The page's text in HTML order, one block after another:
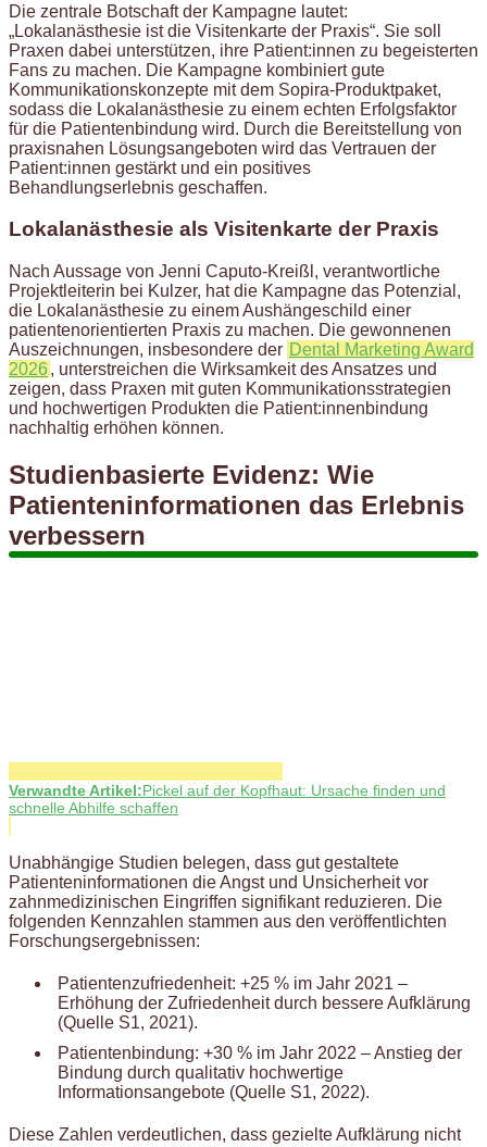
Die zentrale Botschaft der Kampagne lautet:
„Lokalanästhesie ist die Visitenkarte der Praxis“. Sie soll
Praxen dabei unterstützen, ihre Patient:innen zu begeisterten
Fans zu machen. Die Kampagne kombiniert gute
Kommunikationskonzepte mit dem Sopira-Produktpaket,
sodass die Lokalanästhesie zu einem echten Erfolgsfaktor
für die Patientenbindung wird. Durch die Bereitstellung von
praxisnahen Lösungsangeboten wird das Vertrauen der
Patient:innen gestärkt und ein positives
Behandlungserlebnis geschaffen.
Lokalanästhesie als Visitenkarte der Praxis
Nach Aussage von Jenni Caputo-Kreißl, verantwortliche
Projektleiterin bei Kulzer, hat die Kampagne das Potenzial,
die Lokalanästhesie zu einem Aushängeschild einer
patientenorientierten Praxis zu machen. Die gewonnenen
Auszeichnungen, insbesondere der Dental Marketing Award
2026, unterstreichen die Wirksamkeit des Ansatzes und
zeigen, dass Praxen mit guten Kommunikationsstrategien
und hochwertigen Produkten die Patient:innenbindung
nachhaltig erhöhen können.
Studienbasierte Evidenz: Wie
Patienteninformationen das Erlebnis
verbessern
Verwandte Artikel:Pickel auf der Kopfhaut: Ursache finden und
schnelle Abhilfe schaffen
Unabhängige Studien belegen, dass gut gestaltete
Patienteninformationen die Angst und Unsicherheit vor
zahnmedizinischen Eingriffen signifikant reduzieren. Die
folgenden Kennzahlen stammen aus den veröffentlichten
Forschungsergebnissen:
Patientenzufriedenheit: +25 % im Jahr 2021 –
Erhöhung der Zufriedenheit durch bessere Aufklärung
(Quelle S1, 2021).
Patientenbindung: +30 % im Jahr 2022 – Anstieg der
Bindung durch qualitativ hochwertige
Informationsangebote (Quelle S1, 2022).
Diese Zahlen verdeutlichen, dass gezielte Aufklärung nicht